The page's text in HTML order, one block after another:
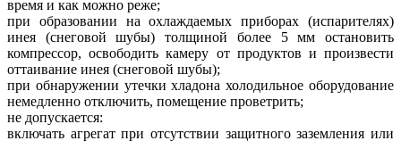
время и как можно реже;
при образовании на охлаждаемых приборах (испарителях)
инея (снеговой шубы) толщиной более 5 мм остановить
компрессор, освободить камеру от продуктов и произвести
оттаивание инея (снеговой шубы);
при обнаружении утечки хладона холодильное оборудование
немедленно отключить, помещение проветрить;
не допускается:
включать агрегат при отсутствии защитного заземления или